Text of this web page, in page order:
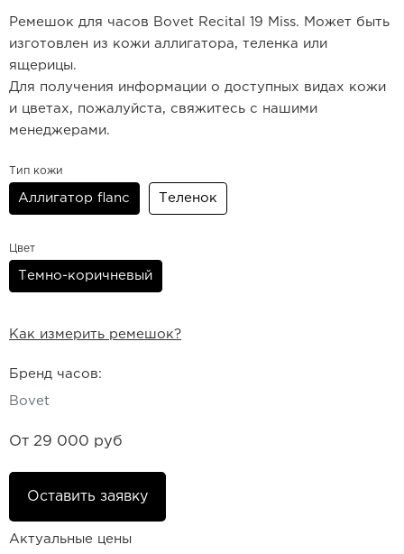
Ремешок для часов Bovet Recital 19 Miss. Может быть
изготовлен из кожи аллигатора, теленка или
ящерицы.
Для получения информации о доступных видах кожи
и цветах, пожалуйста, свяжитесь с нашими
менеджерами.
Тип кожи
Аллигатор flanc Теленок
Цвет
Темно-коричневый
Как измерить ремешок?
Бренд часов:
Bovet
От 29 000 руб
Оставить заявку
Актуальные цены